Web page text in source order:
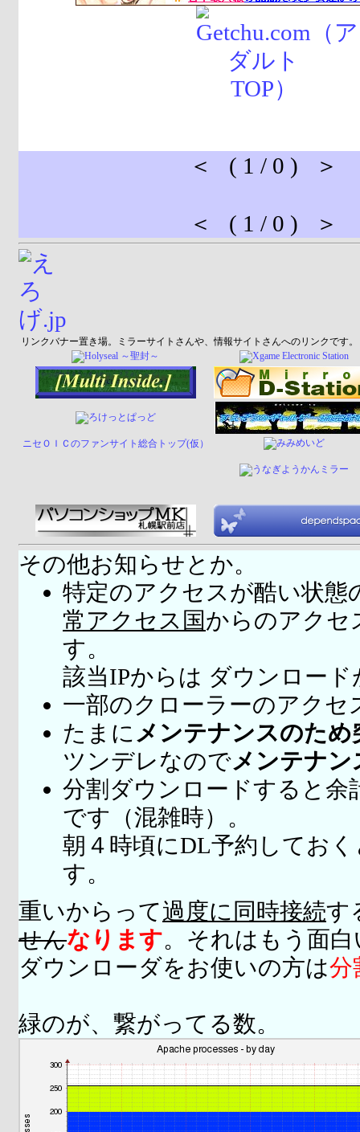
＜ ( 1 / 0 ) ＞
＜ ( 1 / 0 ) ＞
リンクバナー置き場。ミラーサイトさんや、情報サイトさんへのリンクです。
ニセＯＩＣのファンサイト総合トップ(仮）
その他お知らせとか。
特定のアクセスが酷い状態
常アクセス国からのアクセ
す。
該当IPからは ダウンロー
一部のクローラーのアクセ
たまに メンテナンスのため
ツンデレなのでメンテナ
分割ダウンロードすると余
です（混雑時）。
朝４時頃にDL予約してお
す。
重いからって過度に同時接続す
せんなります。それはもう面
ダウンローダをお使いの方は分
緑のが、繋がってる数。